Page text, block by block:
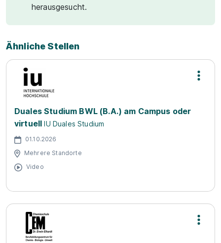
herausgesucht.
Ähnliche Stellen
Duales Studium BWL (B.A.) am Campus oder
virtuell IU Duales Studium
01.10.2026
Mehrere Standorte
Video